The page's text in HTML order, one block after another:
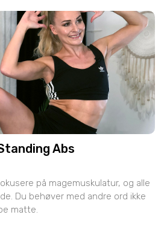
Abs
på magemuskulatur, og alle
Du behøver med andre ord ikke
matte.